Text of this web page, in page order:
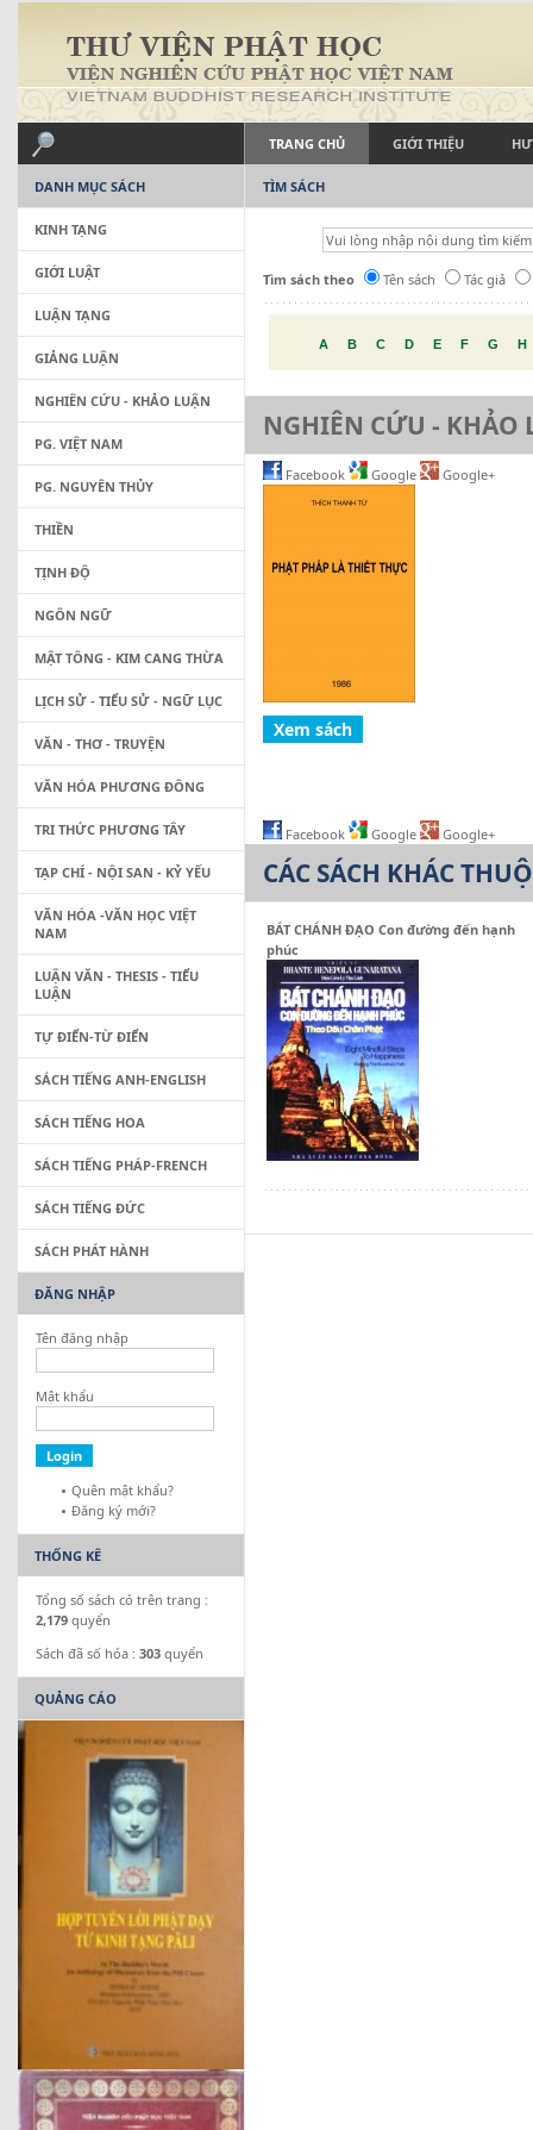
TRANG CHỦ GIỚI THIỆU
TÌM SÁCH
Tìm sách theo Tên sách Tác giả
A B C D E F G H
NGHIÊN CỨU - KHẢO
Facebook Google Google+
Facebook Google Google+
CÁC SÁCH KHÁC
BÁT CHÁNH ĐẠO Con đường đến hạnh
phúc
DANH MỤC SÁCH
KINH TẠNG
GIỚI LUẬT
LUẬN TẠNG
GIẢNG LUẬN
NGHIÊN CỨU - KHẢO LUẬN
PG. VIỆT NAM
PG. NGUYÊN THỦY
THIỀN
TỊNH ĐỘ
NGÔN NGỮ
MẬT TÔNG - KIM CANG THỪA
LỊCH SỬ - TIỂU SỬ - NGỮ LỤC
VĂN - THƠ - TRUYỆN
VĂN HÓA PHƯƠNG ĐÔNG
TRI THỨC PHƯƠNG TÂY
TẠP CHÍ - NỘI SAN - KỶ YẾU
VĂN HÓA -VĂN HỌC VIỆT
NAM
LUẬN VĂN - THESIS - TIỂU
LUẬN
TỰ ĐIỂN-TỪ ĐIỂN
SÁCH TIẾNG ANH-ENGLISH
SÁCH TIẾNG HOA
SÁCH TIẾNG PHÁP-FRENCH
SÁCH TIẾNG ĐỨC
SÁCH PHÁT HÀNH
ĐĂNG NHẬP
Tên đăng nhập
Mật khẩu
Quên mật khẩu?
Đăng ký mới?
THỐNG KÊ
Tổng số sách có trên trang :
2,179 quyển
Sách đã số hóa : 303 quyển
QUẢNG CÁO